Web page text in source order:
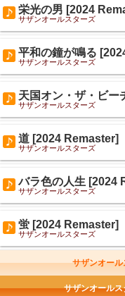
栄光の男 [2024
サザンオールスターズ
平和の鐘が鳴る
サザンオールスターズ
天国オン・ザ・ビー
サザンオールスターズ
道 [2024 Remaster]
サザンオールスターズ
バラ色の人生 [2024
サザンオールスターズ
蛍 [2024 Remaster]
サザンオールスターズ
サザンオール
サザンオール